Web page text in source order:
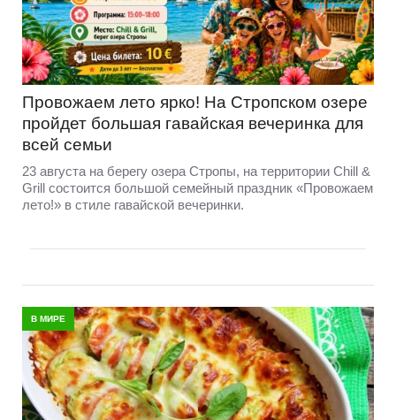
Провожаем лето ярко! На Стропском озере
пройдет большая гавайская вечеринка для
всей семьи
23 августа на берегу озера Стропы, на территории Chill &
Grill состоится большой семейный праздник «Провожаем
лето!» в стиле гавайской вечеринки.
В МИРЕ